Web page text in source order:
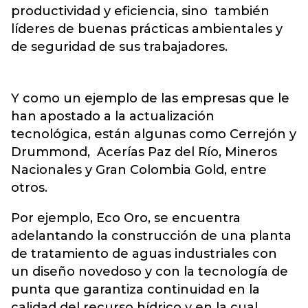
productividad y eficiencia, sino también
líderes de buenas prácticas ambientales y
de seguridad de sus trabajadores.
Y como un ejemplo de las empresas que le
han apostado a la actualización
tecnológica, están algunas como Cerrejón y
Drummond, Acerías Paz del Río, Mineros
Nacionales y Gran Colombia Gold, entre
otros.
Por ejemplo, Eco Oro, se encuentra
adelantando la construcción de una planta
de tratamiento de aguas industriales con
un diseño novedoso y con la tecnología de
punta que garantiza continuidad en la